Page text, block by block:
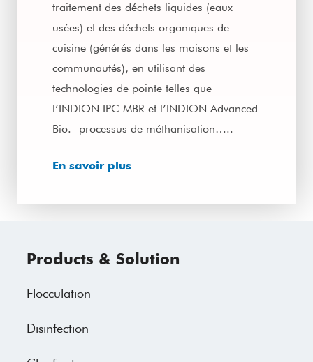
traitement des déchets liquides (eaux
usées) et des déchets organiques de
cuisine (générés dans les maisons et les
communautés), en utilisant des
technologies de pointe telles que
l’INDION IPC MBR et l’INDION Advanced
Bio. -processus de méthanisation…..
En savoir plus
Products & Solution
Flocculation
Disinfection